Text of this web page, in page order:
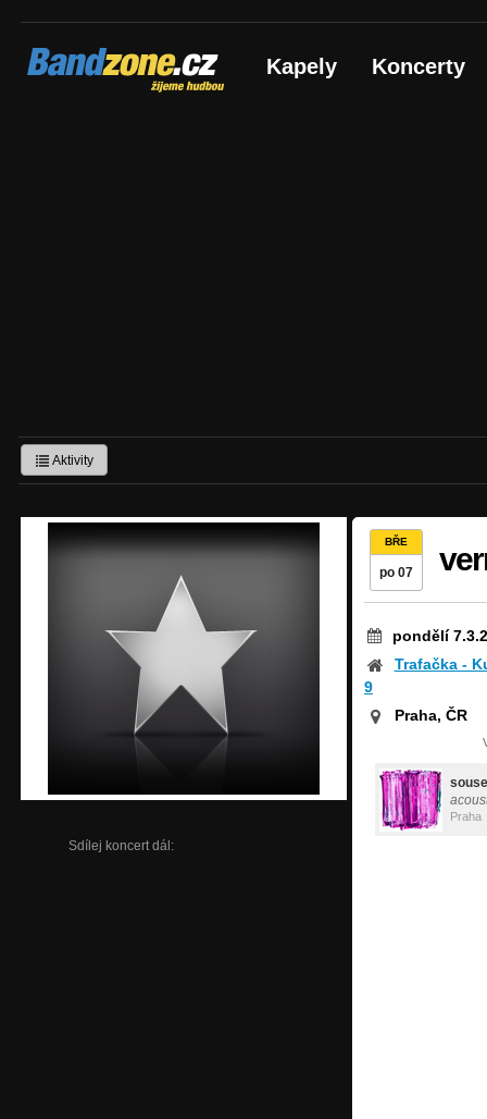
Bandzone.cz
žijeme hudbou Kapely Koncerty
Aktivity
Sdílej koncert dál:
BŘE
po 07
pondělí
Trafačka -
9
Praha, ČR
Praha